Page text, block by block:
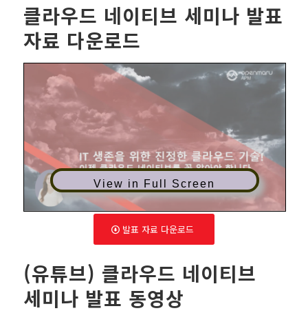
클라우드 네이티브 세미나 발표
자료 다운로드
View in Full Screen
발표 자료 다운로드
(유튜브) 클라우드 네이티브
세미나 발표 동영상